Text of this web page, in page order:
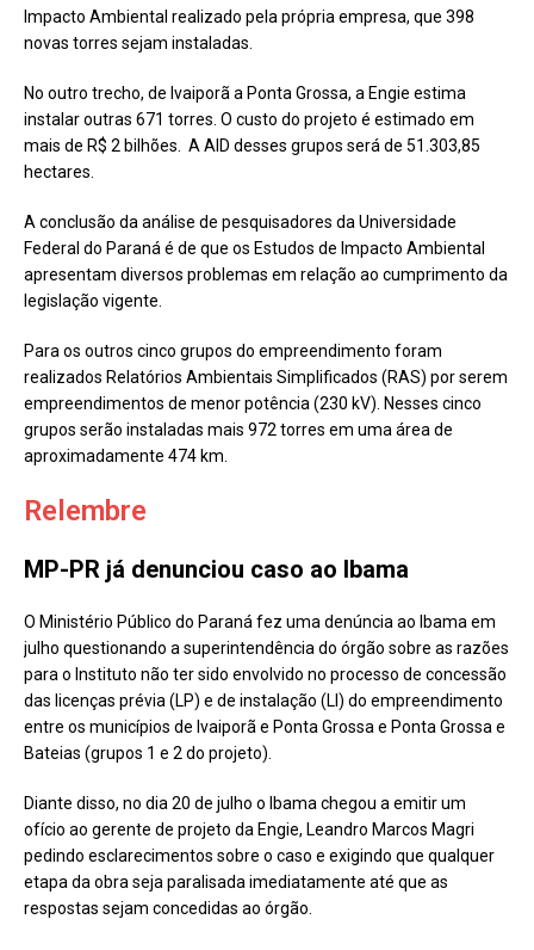
Impacto Ambiental realizado pela própria empresa, que 398
novas torres sejam instaladas.
No outro trecho, de Ivaiporã a Ponta Grossa, a Engie estima
instalar outras 671 torres. O custo do projeto é estimado em
mais de R$ 2 bilhões. A AID desses grupos será de 51.303,85
hectares.
A conclusão da análise de pesquisadores da Universidade
Federal do Paraná é de que os Estudos de Impacto Ambiental
apresentam diversos problemas em relação ao cumprimento da
legislação vigente.
Para os outros cinco grupos do empreendimento foram
realizados Relatórios Ambientais Simplificados (RAS) por serem
empreendimentos de menor potência (230 kV). Nesses cinco
grupos serão instaladas mais 972 torres em uma área de
aproximadamente 474 km.
Relembre
MP-PR já denunciou caso ao Ibama
O Ministério Público do Paraná fez uma denúncia ao Ibama em
julho questionando a superintendência do órgão sobre as razões
para o Instituto não ter sido envolvido no processo de concessão
das licenças prévia (LP) e de instalação (LI) do empreendimento
entre os municípios de Ivaiporã e Ponta Grossa e Ponta Grossa e
Bateias (grupos 1 e 2 do projeto).
Diante disso, no dia 20 de julho o Ibama chegou a emitir um
ofício ao gerente de projeto da Engie, Leandro Marcos Magri
pedindo esclarecimentos sobre o caso e exigindo que qualquer
etapa da obra seja paralisada imediatamente até que as
respostas sejam concedidas ao órgão.